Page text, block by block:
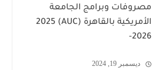
مصروفات وبرامج الجامعة
الأمريكية بالقاهرة (AUC) 2025
-2026
ديسمبر 19, 2024